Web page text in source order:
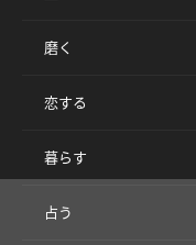
磨く
恋する
暮らす
占う